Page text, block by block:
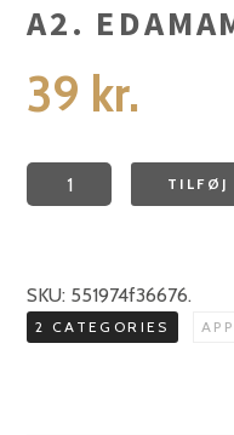
A2.
39 kr.
Edamamebønner
TILFØJ
SKU: 551974f36676.
2 CATEGORIES